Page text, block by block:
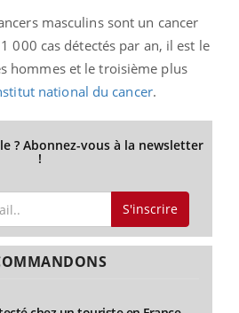
masculins sont un cancer
000 cas détectés par an, il est le
hommes et le troisième plus
national du cancer.
? Abonnez-vous à la newsletter
!
S'inscrire